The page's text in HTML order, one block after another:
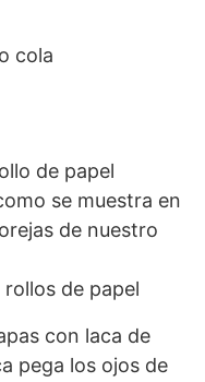
cola
de papel
se muestra en
de nuestro
con laca de
pega los ojos de